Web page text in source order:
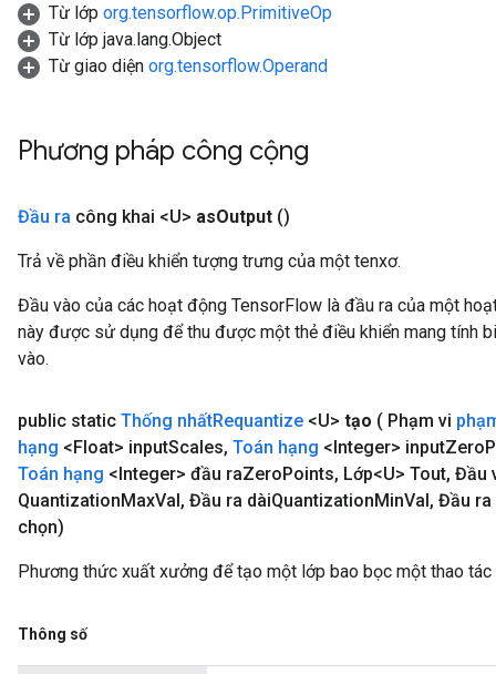
Từ lớp org.tensorflow.op.PrimitiveOp
Từ lớp java.lang.Object
Từ giao diện org.tensorflow.Operand
Phương pháp công cộng
Đầu ra công khai <U> asOutput ()
Trả về phần điều khiển tượng trưng của một tenxơ.
Đầu vào của các hoạt động TensorFlow là đầu ra của một
này được sử dụng để thu được một thẻ điều khiển mang tính
vào.
public static Thống nhấtRequantize <U> tạo ( Phạm vi
hạng <Float> inputScales, Toán hạng <Integer> inputZero
Toán hạng <Integer> đầu raZeroPoints, Lớp<U> Tout, Đầu
QuantizationMaxVal, Đầu ra dàiQuantizationMinVal, Đầu ra
chọn)
Phương thức xuất xưởng để tạo một lớp bao bọc một thao tác
Thông số